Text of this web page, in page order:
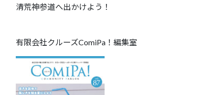
清荒神参道へ出かけよう！
有限会社クルーズComiPa！編集室